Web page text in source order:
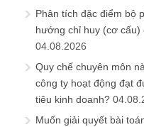
Phân tích đặc điểm bộ
hướng chỉ huy (cơ cấu)
04.08.2026
Quy chế chuyên môn
công ty hoạt động đạt
tiêu kinh doanh?
Muốn giải quyết bài